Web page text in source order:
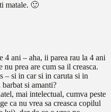
matale. 🙂
ani – aha, ii parea rau la 4 ani
prea are cum sa il creasca.
– si in car si in caruta si in
si amanti?
mai intelectual, cumva peste
ca nu vrea sa creasca copilul